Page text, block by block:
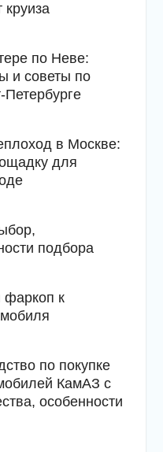
по Неве:
и советы по
в Москве:
для
подбора
фаркоп к
по покупке
КамАЗ с
особенности